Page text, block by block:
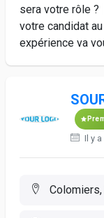
sera votre rôle ?
votre candidat
expérience va
Il y
Colomiers,